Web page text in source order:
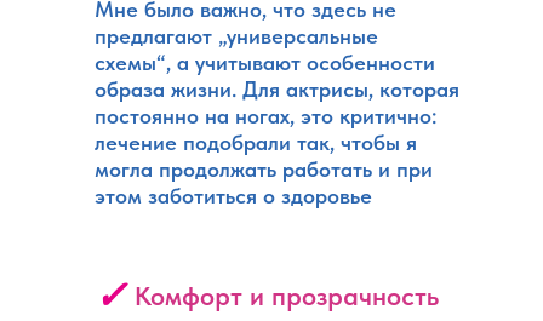
Мне было важно, что здесь не
предлагают „универсальные
схемы“, а учитывают особенности
образа жизни. Для актрисы, которая
постоянно на ногах, это критично:
лечение подобрали так, чтобы я
могла продолжать работать и при
этом заботиться о здоровье
✓ Комфорт и прозрачность